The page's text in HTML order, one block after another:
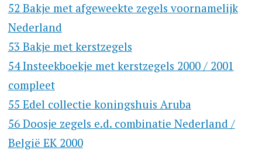
52 Bakje met afgeweekte zegels voornamelijk
Nederland
53 Bakje met kerstzegels
54 Insteekboekje met kerstzegels 2000 / 2001
compleet
55 Edel collectie koningshuis Aruba
56 Doosje zegels e.d. combinatie Nederland /
België EK 2000